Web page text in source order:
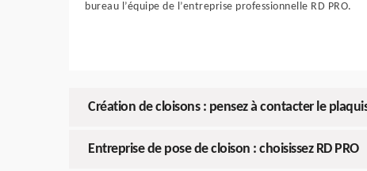
bureau l’équipe de l’entreprise professionnelle RD PRO.
Création de cloisons : pensez à contacter le
Entreprise de pose de cloison : choisissez RD PRO